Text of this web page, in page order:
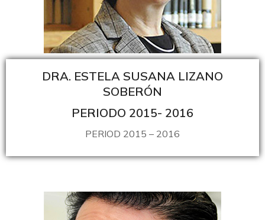
DRA. ESTELA SUSANA LIZANO
SOBERÓN
PERIODO 2015- 2016
PERIOD 2015 – 2016